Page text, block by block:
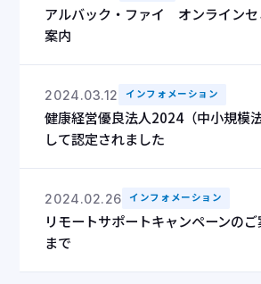
アルバック・ファイ オンラインセ
案内
2024.03.12 インフォメーション
健康経営優良法人2024（中小規模
して認定されました
2024.02.26 インフォメーション
リモートサポートキャンペーンの
まで